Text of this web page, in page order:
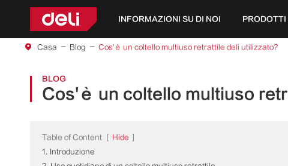
INFORMAZIONI SU DI NOI PRODOTTI
Casa Blog Cos'è un coltello multiuso retrattile deli utilizzato?
BLOG
Cos'è un coltello multiuso
Table of Content Hide
1. Introduzione